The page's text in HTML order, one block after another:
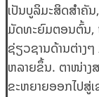
ເປັນບູລິມະສິດສໍາຄັ
ມັດທະຍົມຕອນຕົ້ນ,
ຊ່ຽວຊານດ້ານຕ່າງ
ຫລາຍຂຶ້ນ. ຕາໜ່າງ
ຂະຫຍາຍອອກໄປສູ່